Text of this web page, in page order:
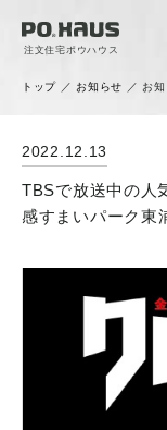
注文住宅ポウハウス
トップ ／ お知らせ ／ お
News
お知らせ
2022.12.13
TBSで放送中の人
感すまいパーク東